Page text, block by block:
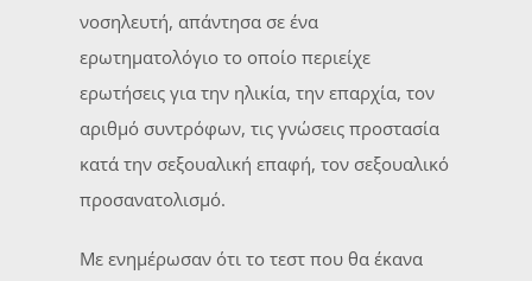
νοσηλευτή, απάντησα σε ένα
ερωτηματολόγιο το οποίο περιείχε
ερωτήσεις για την ηλικία, την επαρχία, τον
αριθμό συντρόφων, τις γνώσεις προστασία
κατά την σεξουαλική επαφή, τον σεξουαλικό
προσανατολισμό.
Με ενημέρωσαν ότι το τεστ που θα έκανα